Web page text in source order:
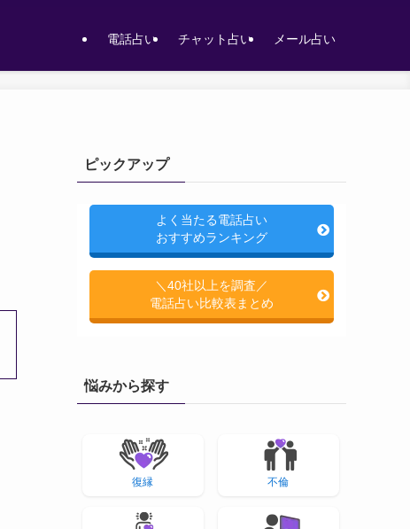
電話占い チャット占い メール占い
ピックアップ
よく当たる電話占い
おすすめランキング
＼40社以上を調査／
電話占い比較表まとめ
悩みから探す
復縁 不倫